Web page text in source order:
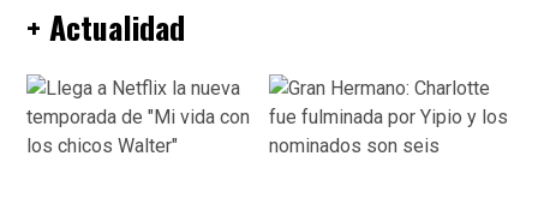
+ Actualidad